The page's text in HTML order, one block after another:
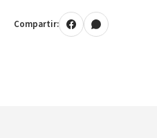
Compartir: